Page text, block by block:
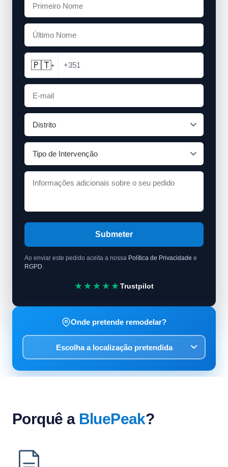
🇵🇹▾ +351
Submeter
Ao enviar este pedido aceita a nossa Política de Privacidade e
RGPD
★★★★★Trustpilot
Onde pretende remodelar?
Porquê a BluePeak?